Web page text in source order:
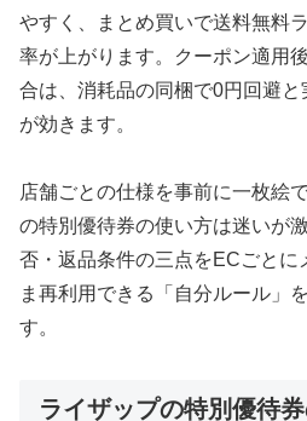
やすく、まとめ買いで送料無料
率が上がります。クーポン適用
合は、消耗品の同梱で0円回避
が効きます。
店舗ごとの仕様を事前に一枚絵
の特別優待券の使い方は迷いが
否・返品条件の三点をECごとに
ま再利用できる「自分ルール」
す。
ライザップの特別優待